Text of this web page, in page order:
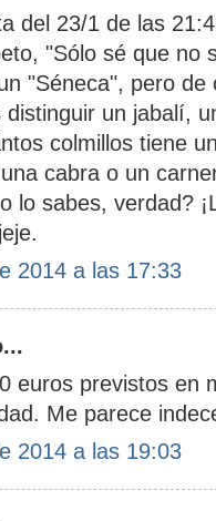
del 23/1 de las
"Sólo sé que no
"Séneca", pero
distinguir un jabalí,
colmillos tiene
cabra o un
lo sabes, verdad?
2014 a las 17:33
euros previstos en
Me parece
2014 a las 19:03